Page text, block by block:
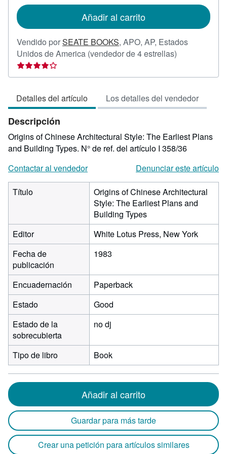
envío
Añadir al carrito
Vendido porSEATE BOOKS, APO, AP, Estados
Unidos de America (vendedor de 4 estrellas)
vendedor:
de
5
Detalles del artículo Los detalles del vendedor
Descripción
Origins of Chinese Architectural Style: The Earliest Plans
and Building Types. N° de ref. del artículo I 358/36
Contactar al vendedor
Denunciar este artículo
Título
Origins of Chinese Architectural
Style: The Earliest Plans and
Building Types
Editor
White Lotus Press, New York
Fecha de
publicación
1983
Encuadernación
Paperback
Estado
Good
Estado de la
sobrecubierta
no dj
Tipo de libro Book
Añadir al carrito
Guardar para más tarde
Crear una petición para artículos similares